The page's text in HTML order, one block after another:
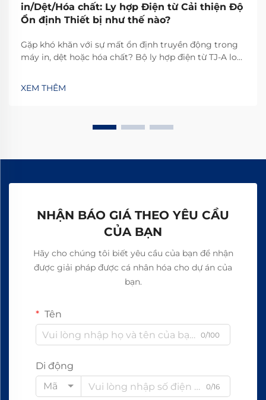
in/Dệt/Hóa chất: Ly hợp Điện từ Cải thiện Độ
Ổn định Thiết bị như thế nào?
Gặp khó khăn với sự mất ổn định truyền động trong
máy in, dệt hoặc hóa chất? Bộ ly hợp điện từ TJ-A loại
bảo an toàn không chứa amiăng. Khám phá cách các
nhà sản xuất hàng đầu thế giới đạt độ tin cậy 99,8%—
XEM THÊM
NHẬN BÁO GIÁ THEO YÊU CẦU
CỦA BẠN
Hãy cho chúng tôi biết yêu cầu của bạn để nhận
được giải pháp được cá nhân hóa cho dự án của
bạn.
Tên
0/100
Di động
Mã
0/16